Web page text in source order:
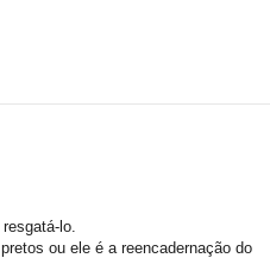
lo.
ou ele é a reencadernação do